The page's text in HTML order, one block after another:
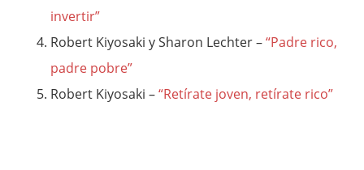
invertir”
Robert Kiyosaki y Sharon Lechter –“Padre rico,
padre pobre”
Robert Kiyosaki –“Retírate joven, retírate rico”